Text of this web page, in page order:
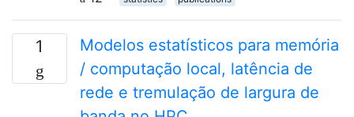
1
Modelos estatísticos para memória
/ computação local, latência de
rede e tremulação de largura de